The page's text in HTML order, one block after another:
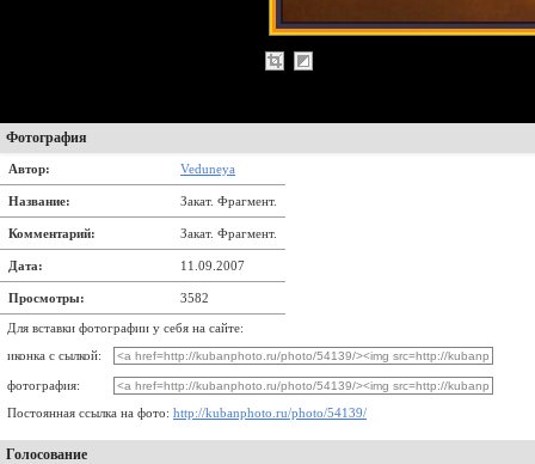
Фотография
Автор: Veduneya
Название: Закат. Фрагмент.
Комментарий: Закат. Фрагмент.
Дата: 11.09.2007
Просмотры: 3582
Для вставки фотографии у себя на сайте:
иконка с сылкой:
фотография:
Постоянная ссылка на фото: http://kubanphoto.ru/photo/54139/
Голосование